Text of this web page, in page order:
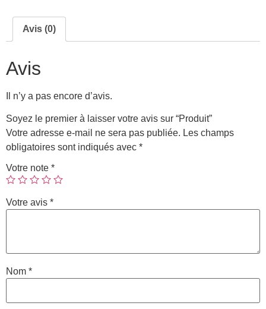
Avis (0)
Avis
Il n’y a pas encore d’avis.
Soyez le premier à laisser votre avis sur “Produit”
Votre adresse e-mail ne sera pas publiée. Les champs
obligatoires sont indiqués avec *
Votre note *
Votre avis *
Nom *